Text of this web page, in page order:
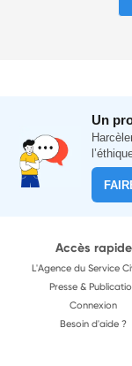
Un
Accès rapide
L'Agence du Service
Presse &
Connexion
Besoin d'aide ?